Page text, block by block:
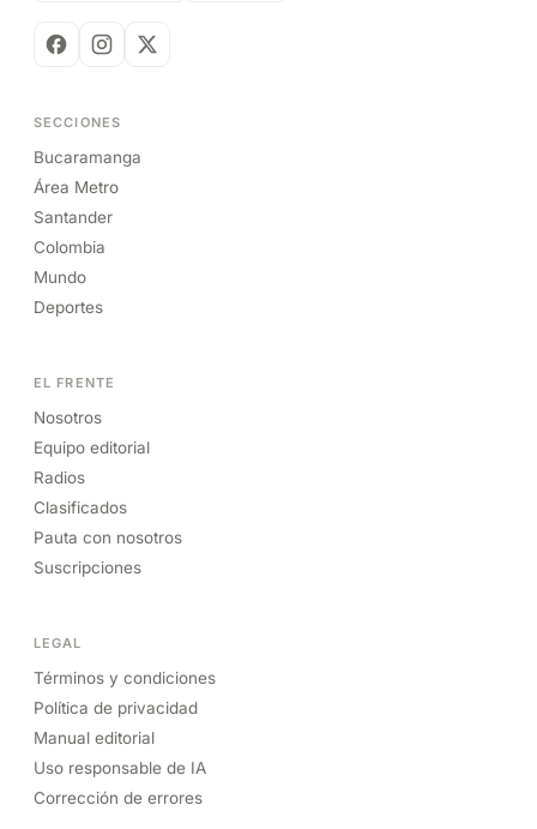
SECCIONES
Bucaramanga
Área Metro
Santander
Colombia
Mundo
Deportes
EL FRENTE
Nosotros
Equipo editorial
Radios
Clasificados
Pauta con nosotros
Suscripciones
LEGAL
Términos y condiciones
Política de privacidad
Manual editorial
Uso responsable de IA
Corrección de errores